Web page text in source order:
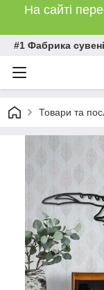
На сайті
#1 Фабрика
Товари та